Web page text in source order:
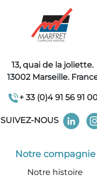
13, quai de la joliette.
13002 Marseille.
+ 33 (0)4 91 56 91
SUIVEZ-NOUS
Notre compagnie
Notre histoire